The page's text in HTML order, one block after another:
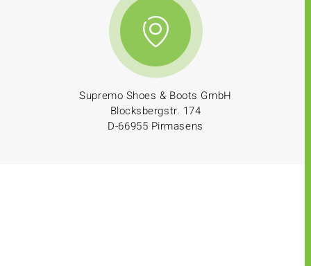
Supremo Shoes & Boots GmbH
Blocksbergstr. 174
D-66955 Pirmasens